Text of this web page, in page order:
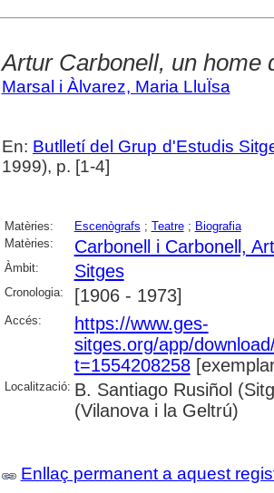
Artur Carbonell, un home
Marsal i Àlvarez, Maria LluÏsa
En: Butlletí del Grup d'Estudis
1999), p. [1-4]
Matèries: Escenògrafs ; Teatre; Biografia
Matèries:
Carbonell i Carbonell,
Àmbit: Sitges
Cronologia: [1906 - 1973]
Accés:
https://www.ges-
sitges.org/app/
t=1554208258
Localització: B. Santiago Rusiñol
(Vilanova i la Geltrú)
Enllaç permanent a aquest